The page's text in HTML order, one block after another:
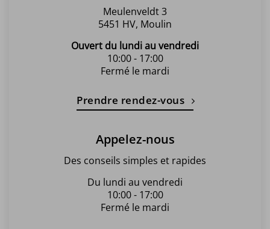
Meulenveldt 3
5451 HV, Moulin
Ouvert du lundi au vendredi
10:00 - 17:00
Fermé le mardi
Prendre rendez-vous
Appelez-nous
Des conseils simples et rapides
Du lundi au vendredi
10:00 - 17:00
Fermé le mardi